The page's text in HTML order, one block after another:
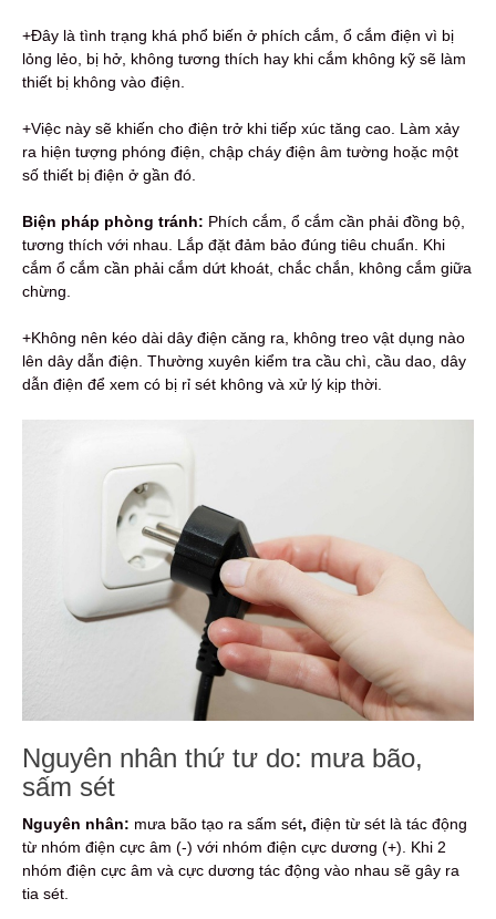
+Đây là tình trạng khá phổ biến ở phích cắm, ổ cắm điện vì bị
lỏng lẻo, bị hở, không tương thích hay khi cắm không kỹ sẽ làm
thiết bị không vào điện.
+Việc này sẽ khiến cho điện trở khi tiếp xúc tăng cao. Làm xảy
ra hiện tượng phóng điện, chập cháy điện âm tường hoặc một
số thiết bị điện ở gần đó.
Biện pháp phòng tránh: Phích cắm, ổ cắm cần phải đồng bộ,
tương thích với nhau. Lắp đặt đảm bảo đúng tiêu chuẩn. Khi
cắm ổ cắm cần phải cắm dứt khoát, chắc chắn, không cắm giữa
chừng.
+Không nên kéo dài dây điện căng ra, không treo vật dụng nào
lên dây dẫn điện. Thường xuyên kiểm tra cầu chì, cầu dao, dây
dẫn điện để xem có bị rỉ sét không và xử lý kịp thời.
Nguyên nhân thứ tư do: mưa bão,
sấm sét
Nguyên nhân: mưa bão tạo ra sấm sét, điện từ sét là tác động
từ nhóm điện cực âm (-) với nhóm điện cực dương (+). Khi 2
nhóm điện cực âm và cực dương tác động vào nhau sẽ gây ra
tia sét.